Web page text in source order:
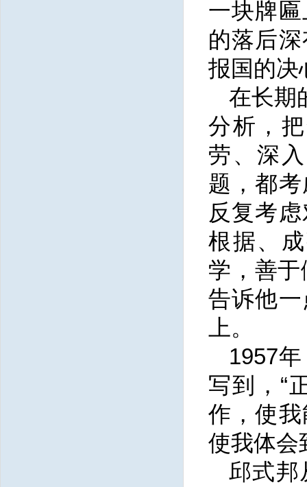
一块牌
的落后
报国的决
在长期
分析，
劳、深
题，都
反复考
根据、
学，善
告诉他
上。
1957
写到，“
作，使
使我体会
邱式邦